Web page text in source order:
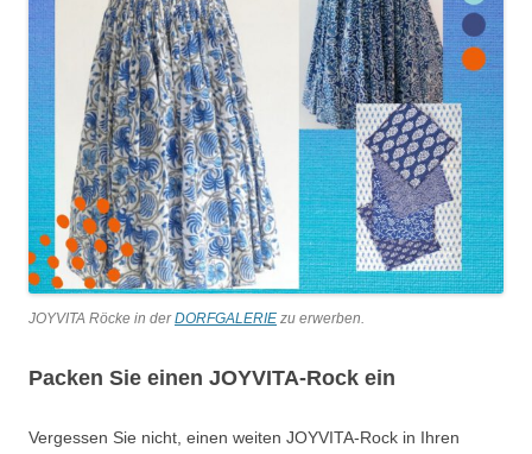
JOYVITA Röcke in derDORFGALERIE zu erwerben.
Packen Sie einen JOYVITA-Rock ein
Vergessen Sie nicht, einen weiten JOYVITA-Rock in Ihren